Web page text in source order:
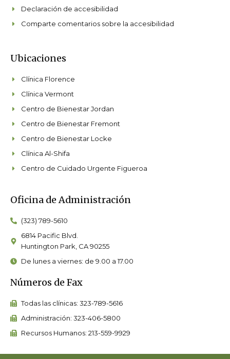
Declaración de accesibilidad
Comparte comentarios sobre la accesibilidad
Ubicaciones
Clínica Florence
Clínica Vermont
Centro de Bienestar Jordan
Centro de Bienestar Fremont
Centro de Bienestar Locke
Clínica Al-Shifa
Centro de Cuidado Urgente Figueroa
Oficina de Administración
(323) 789-5610
6814 Pacific Blvd.
Huntington Park, CA 90255
De lunes a viernes: de 9.00 a 17.00
Números de Fax
Todas las clínicas: 323-789-5616
Administración: 323-406-5800
Recursos Humanos: 213-559-9929